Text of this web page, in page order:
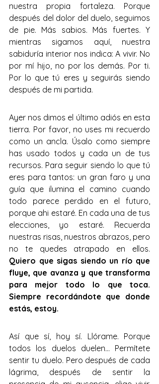
nuestra propia fortaleza. Porque
después del dolor del duelo, seguimos
de pie. Más sabios. Más fuertes. Y
mientras sigamos aquí, nuestra
sabiduría interior nos indica: A vivir. No
por mí hijo, no por los demás. Por ti.
Por lo que tú eres y seguirás siendo
después de mi partida.
Ayer nos dimos el último adiós en esta
tierra. Por favor, no uses mi recuerdo
como un ancla. Úsalo como siempre
has usado todos y cada un de tus
recursos. Para seguir siendo lo que tú
eres para tantos: un gran faro y una
guía que ilumina el camino cuando
todo parece perdido en el futuro,
porque ahi estaré. En cada una de tus
elecciones, yo estaré. Recuerda
nuestras risas, nuestros abrazos, pero
Quiero que sigas siendo un río que
fluye, que avanza y que transforma
para mejor todo lo que toca.
Siempre recordándote que donde
estás, estoy.
Así que sí, hoy sí. Llórame. Porque
todos los duelos duelen... Permítete
sentir tu duelo. Pero después de cada
lágrima, después de sentir la